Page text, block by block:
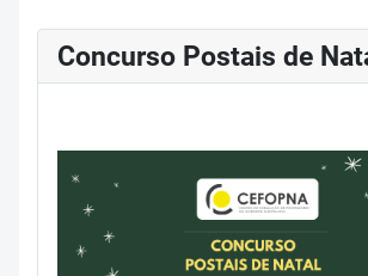
Concurso Postais de